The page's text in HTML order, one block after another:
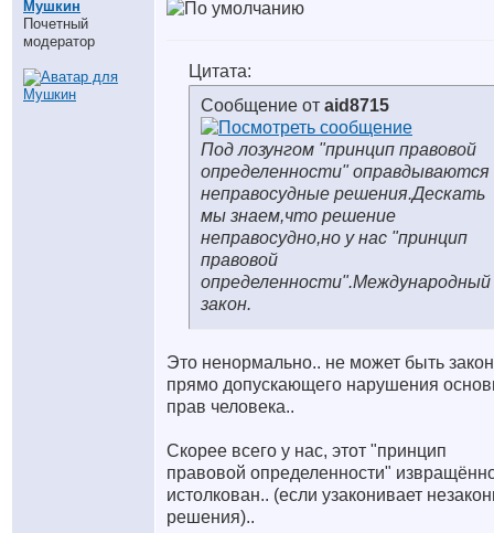
Мушкин
Почетный
модератор
Цитата:
Сообщение от aid8715
Под лозунгом "принцип правовой
определенности" оправдываются
неправосудные решения.Дескать
мы знаем,что решение
неправосудно,но у нас "принцип
правовой
определенности".Международный
закон.
Это ненормально.. не может быть
прямо допускающего нарушения
прав человека..
Скорее всего у нас, этот "принцип
правовой определенности"
истолкован.. (если узаконивает
решения)..